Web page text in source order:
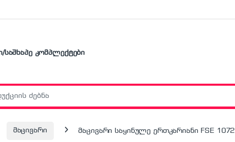
საშხაპე კომპლექტები
მაცივარი მაცივარი საყინულე ერთკარიანი FSE 1072